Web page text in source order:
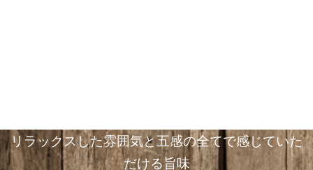
リラックスした雰囲気と五感の全てで感じていた
だける旨味